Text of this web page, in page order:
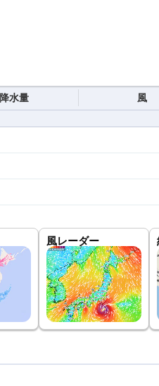
降水量 風
風レーダー